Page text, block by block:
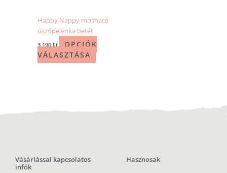
Happy Nappy mosható
úszópelenka betét
3 190Ft
OPCIÓK
VÁLASZTÁSA
Vásárlással kapcsolatos
infók
Hasznosak